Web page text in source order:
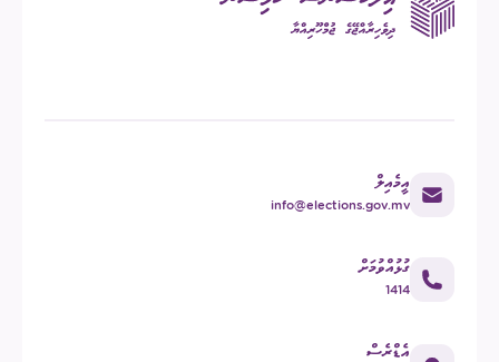
އީމެއިލް
info@elections.gov.mv
ގުޅުއްވުމަށް
1414
އެޑްރެސް